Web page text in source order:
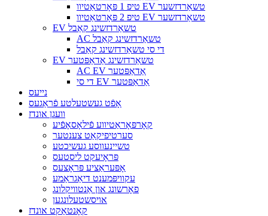
טיפ 1 פּאָרטאַטיוו EV טשאַרדזשער
טיפ 2 פּאָרטאַטיוו EV טשאַרדזשער
EV טשאַרדזשינג קאַבל
AC טשאַרדזשינג קאַבל
די סי טשאַרדזשינג קאַבל
EV טשאַרדזשינג אַדאַפּטער
AC EV אַדאַפּטער
די סי EV אַדאַפּטער
נייעס
אָפֿט געשטעלטע פֿראַגעס
וועגן אונדז
קאָרפּאָראַטיווע פֿילאָסאָפֿיע
סערטיפיקאַט צענטער
טשיינעווסע געשיכטע
פּראָיעקט ליסטעס
אָפּעראַציע פּראָצעס
עקוויפּמענט דיאַגראַמע
פאָרשונג און אַנטוויקלונג
אויסשטעלונגען
קאָנטאַקט אונדז